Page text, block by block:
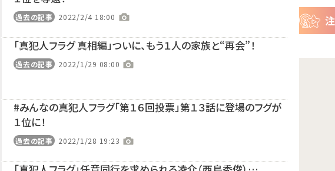
過去の記事 2022/2/4 18:00
「真犯人フラグ 真相編」ついに、もう１人の家族と“再会”！
過去の記事 2022/1/29 08:00
#みんなの真犯人フラグ「第１６回投票」第１３話に登場のフグが
１位に！
過去の記事 2022/1/28 19:23